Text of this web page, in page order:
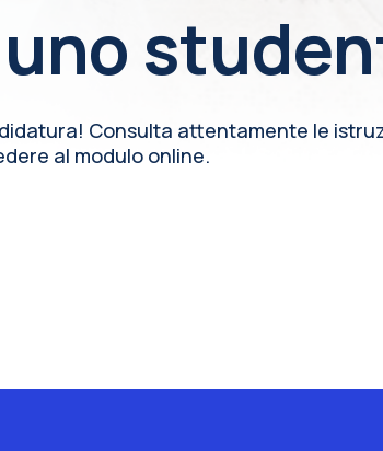
Consulta attentamente le
al modulo online.